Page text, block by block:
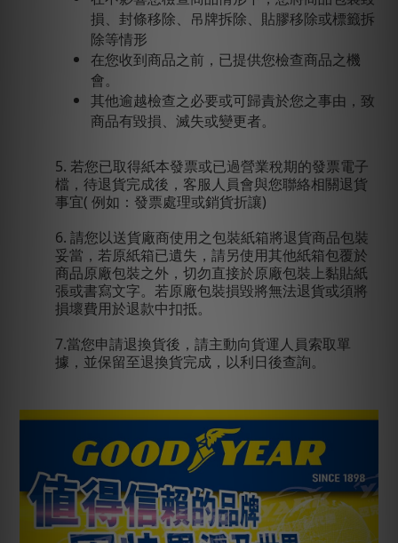
損、封條移除、吊牌拆除、貼膠移除或標籤拆
除等情形
在您收到商品之前，已提供您檢查商品之機
會。
其他逾越檢查之必要或可歸責於您之事由，致
商品有毀損、滅失或變更者。
5. 若您已取得紙本發票或已過營業稅期的發票電子
檔，待退貨完成後，客服人員會與您聯絡相關退貨
事宜( 例如：發票處理或銷貨折讓)
6. 請您以送貨廠商使用之包裝紙箱將退貨商品包裝
妥當，若原紙箱已遺失，請另使用其他紙箱包覆於
商品原廠包裝之外，切勿直接於原廠包裝上黏貼紙
張或書寫文字。若原廠包裝損毀將無法退貨或須將
損壞費用於退款中扣抵。
7.當您申請退換貨後，請主動向貨運人員索取單
據，並保留至退換貨完成，以利日後查詢。